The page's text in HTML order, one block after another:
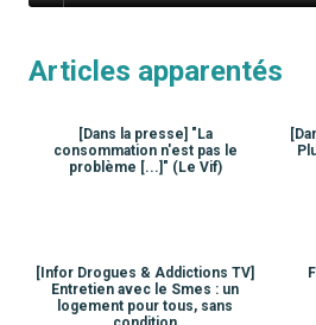
Articles apparentés
[Dans la presse] "La
consommation n'est pas le
problème [...]" (Le Vif)
[Infor Drogues & Addictions TV]
Entretien avec le Smes : un
logement pour tous, sans